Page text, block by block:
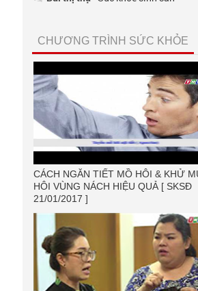
CHƯƠNG TRÌNH SỨC KHỎE
CÁCH NGĂN TIẾT MỒ HÔI & KHỬ
HÔI VÙNG NÁCH HIỆU QUẢ [ SKSĐ
21/01/2017 ]